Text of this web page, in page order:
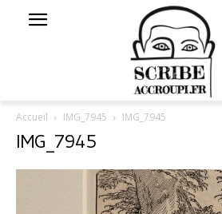
Accueil IMG_7945 IMG_7945
IMG_7945